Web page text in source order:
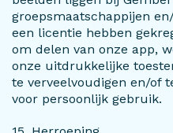
groepsmaatschappijen
een licentie hebben
om delen van onze app,
onze uitdrukkelijke
te verveelvoudigen en/of
voor persoonlijk gebruik.